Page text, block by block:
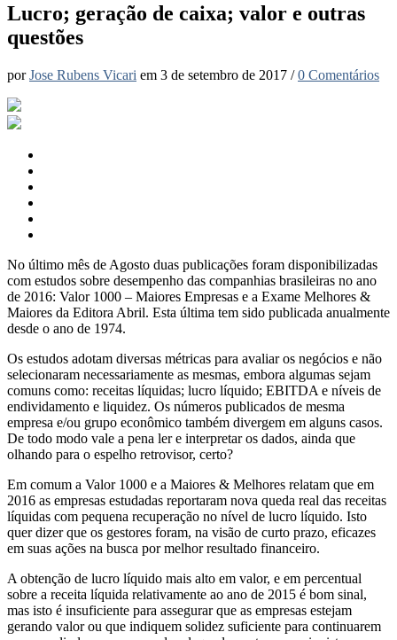
Lucro; geração de caixa; valor e outras
questões
porJose Rubens Vicari em 3 de setembro de 2017 /0 Comentários
No último mês de Agosto duas publicações foram disponibilizadas
com estudos sobre desempenho das companhias brasileiras no ano
de 2016: Valor 1000 – Maiores Empresas e a Exame Melhores &
Maiores da Editora Abril. Esta última tem sido publicada anualmente
desde o ano de 1974.
Os estudos adotam diversas métricas para avaliar os negócios e não
selecionaram necessariamente as mesmas, embora algumas sejam
comuns como: receitas líquidas; lucro líquido; EBITDA e níveis de
endividamento e liquidez. Os números publicados de mesma
empresa e/ou grupo econômico também divergem em alguns casos.
De todo modo vale a pena ler e interpretar os dados, ainda que
olhando para o espelho retrovisor, certo?
Em comum a Valor 1000 e a Maiores & Melhores relatam que em
2016 as empresas estudadas reportaram nova queda real das receitas
líquidas com pequena recuperação no nível de lucro líquido. Isto
quer dizer que os gestores foram, na visão de curto prazo, eficazes
em suas ações na busca por melhor resultado financeiro.
A obtenção de lucro líquido mais alto em valor, e em percentual
sobre a receita líquida relativamente ao ano de 2015 é bom sinal,
mas isto é insuficiente para assegurar que as empresas estejam
gerando valor ou que indiquem solidez suficiente para continuarem